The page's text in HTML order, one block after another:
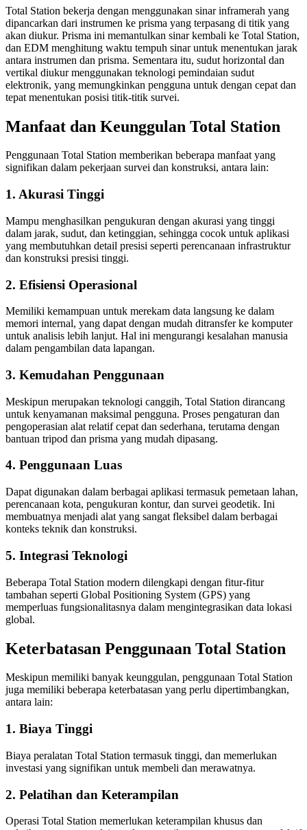
Total Station bekerja dengan menggunakan sinar inframerah yang
dipancarkan dari instrumen ke prisma yang terpasang di titik yang
akan diukur. Prisma ini memantulkan sinar kembali ke Total Station,
dan EDM menghitung waktu tempuh sinar untuk menentukan jarak
antara instrumen dan prisma. Sementara itu, sudut horizontal dan
vertikal diukur menggunakan teknologi pemindaian sudut
elektronik, yang memungkinkan pengguna untuk dengan cepat dan
tepat menentukan posisi titik-titik survei.
Manfaat dan Keunggulan Total Station
Penggunaan Total Station memberikan beberapa manfaat yang
signifikan dalam pekerjaan survei dan konstruksi, antara lain:
1. Akurasi Tinggi
Mampu menghasilkan pengukuran dengan akurasi yang tinggi
dalam jarak, sudut, dan ketinggian, sehingga cocok untuk aplikasi
yang membutuhkan detail presisi seperti perencanaan infrastruktur
dan konstruksi presisi tinggi.
2. Efisiensi Operasional
Memiliki kemampuan untuk merekam data langsung ke dalam
memori internal, yang dapat dengan mudah ditransfer ke komputer
untuk analisis lebih lanjut. Hal ini mengurangi kesalahan manusia
dalam pengambilan data lapangan.
3. Kemudahan Penggunaan
Meskipun merupakan teknologi canggih, Total Station dirancang
untuk kenyamanan maksimal pengguna. Proses pengaturan dan
pengoperasian alat relatif cepat dan sederhana, terutama dengan
bantuan tripod dan prisma yang mudah dipasang.
4. Penggunaan Luas
Dapat digunakan dalam berbagai aplikasi termasuk pemetaan lahan,
perencanaan kota, pengukuran kontur, dan survei geodetik. Ini
membuatnya menjadi alat yang sangat fleksibel dalam berbagai
konteks teknik dan konstruksi.
5. Integrasi Teknologi
Beberapa Total Station modern dilengkapi dengan fitur-fitur
tambahan seperti Global Positioning System (GPS) yang
memperluas fungsionalitasnya dalam mengintegrasikan data lokasi
global.
Keterbatasan Penggunaan Total Station
Meskipun memiliki banyak keunggulan, penggunaan Total Station
juga memiliki beberapa keterbatasan yang perlu dipertimbangkan,
antara lain:
1. Biaya Tinggi
Biaya peralatan Total Station termasuk tinggi, dan memerlukan
investasi yang signifikan untuk membeli dan merawatnya.
2. Pelatihan dan Keterampilan
Operasi Total Station memerlukan keterampilan khusus dan